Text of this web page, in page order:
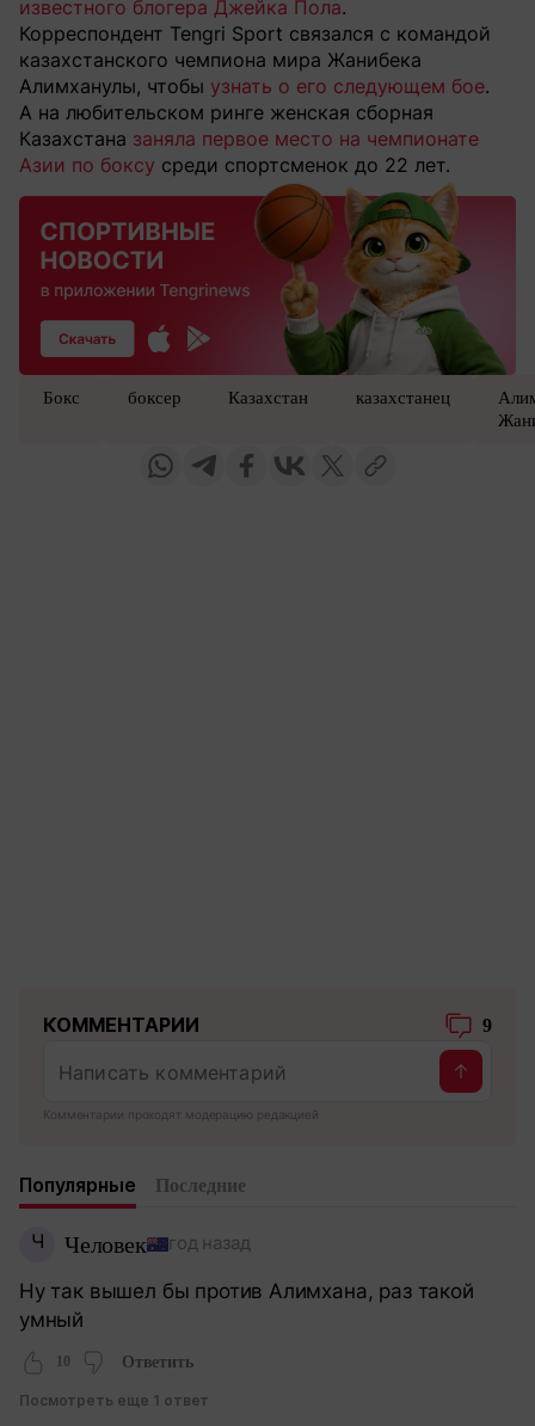
известного блогера Джейка Пола.
Корреспондент Tengri Sport связался с командой
казахстанского чемпиона мира Жанибека
Алимханулы, чтобы узнать о его следующем бое.
А на любительском ринге женская сборная
Казахстана заняла первое место на чемпионате
Азии по боксу среди спортсменок до 22 лет.
Бокс боксер Казахстан казахстанец
КОММЕНТАРИИ 9
Комментарии проходят модерацию редакцией
Популярные Последние
Ч Человек год назад
Ну так вышел бы против Алимхана, раз такой
умный
Ответить
Посмотреть еще 1 ответ